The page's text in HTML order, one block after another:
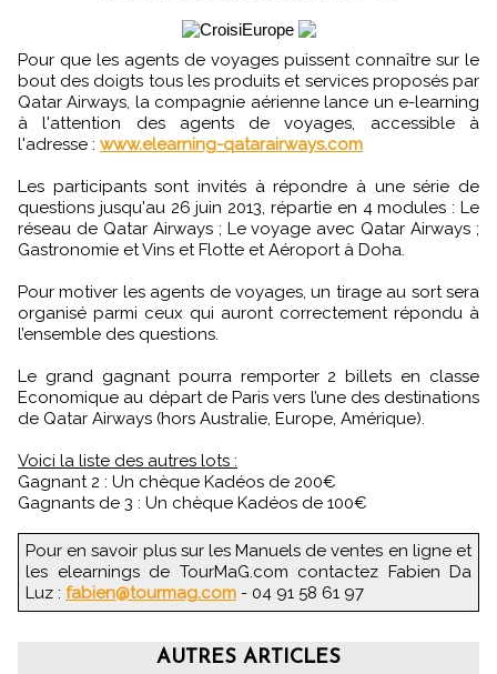
Pour que les agents de voyages puissent connaître sur le
bout des doigts tous les produits et services proposés par
Qatar Airways, la compagnie aérienne lance un e-learning
à l'attention des agents de voyages, accessible à
l'adresse : www.elearning-qatarairways.com
Les participants sont invités à répondre à une série de
questions jusqu'au 26 juin 2013, répartie en 4 modules : Le
réseau de Qatar Airways ; Le voyage avec Qatar Airways ;
Gastronomie et Vins et Flotte et Aéroport à Doha.
Pour motiver les agents de voyages, un tirage au sort sera
organisé parmi ceux qui auront correctement répondu à
l’ensemble des questions.
Le grand gagnant pourra remporter 2 billets en classe
Economique au départ de Paris vers l’une des destinations
de Qatar Airways (hors Australie, Europe, Amérique).
Voici la liste des autres lots :
Gagnant 2 : Un chèque Kadéos de 200€
Gagnants de 3 : Un chèque Kadéos de 100€
Pour en savoir plus sur les Manuels de ventes en ligne et
les elearnings de TourMaG.com contactez Fabien Da
Luz : fabien@tourmag.com - 04 91 58 61 97
AUTRES ARTICLES